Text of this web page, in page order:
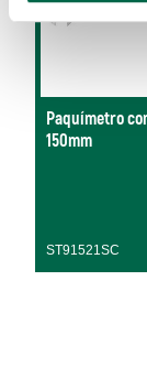
Paquímetro
150mm
ST91521SC